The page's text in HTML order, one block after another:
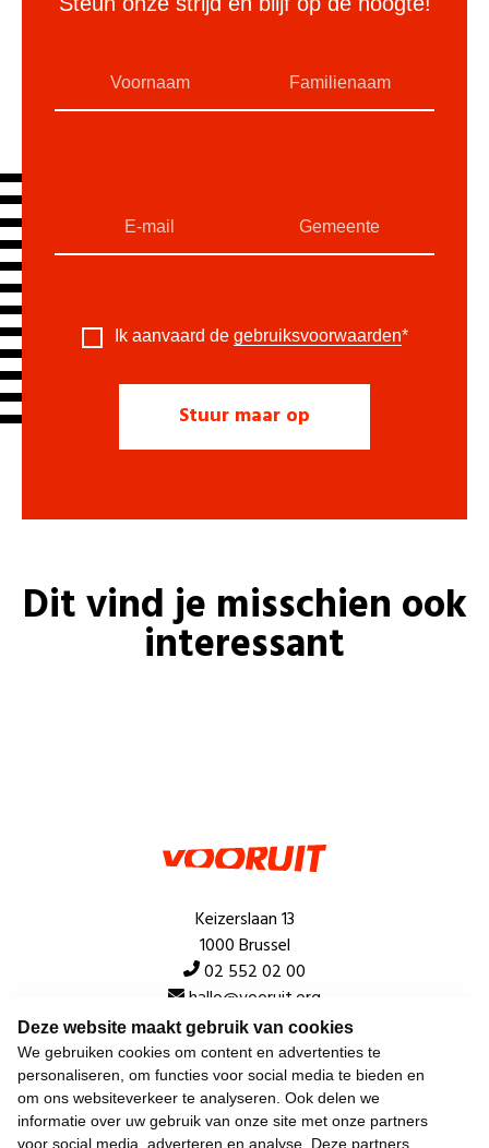
Deze website maakt gebruik van cookies
We gebruiken cookies om content en advertenties te
personaliseren, om functies voor social media te bieden en
om ons websiteverkeer te analyseren. Ook delen we
informatie over uw gebruik van onze site met onze partners
voor social media, adverteren en analyse. Deze partners
Ik aanvaard de gebruiksvoorwaarden*
Dit vind je misschien ook
interessant
Keizerslaan 13
1000 Brussel
02 552 02 00
hallo@vooruit.org
Snel
Over de beweging